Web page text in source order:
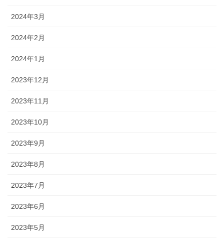
2024年3月
2024年2月
2024年1月
2023年12月
2023年11月
2023年10月
2023年9月
2023年8月
2023年7月
2023年6月
2023年5月